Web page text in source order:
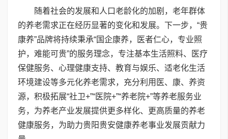
随着社会的发展和人口老龄化的加剧，老年群体
的养老需求正在经历显著的变化和发展。下一步，“贵
康养”品牌将持续秉承“国企康养，医者仁心，专业照
护，难能可贵”的服务理念，专注基本生活照料、医疗
保健服务、心理健康支持、教育与娱乐、适老化生活
环境建设等多元化养老需求，充分利用医、康、养资
源，积极拓展“社卫+”“医院+”“养老院+”等养老服务业
务，为养老产业发展提供更多样化、更高质量的养老
健康服务，为助力贵阳贵安健康养老事业发展贡献力